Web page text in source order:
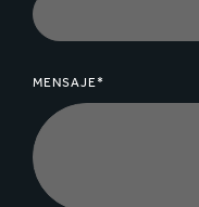
MENSAJE*